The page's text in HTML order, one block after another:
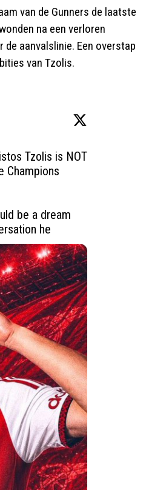
van de Gunners de laatste
na een verloren
aanvalslinie. Een overstap
van Tzolis.
Tzolis is NOT
Champions
be a dream
he